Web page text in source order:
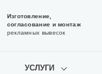
Изготовление,
согласование и монтаж
рекламных вывесок
УСЛУГИ